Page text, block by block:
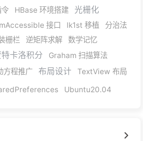
HBase 环境搭建 光栅化
接口 lk1st 移植
分治法
栅栏 逆矩阵求解
数学记忆
特卡洛积分
Graham 扫描算法
方程推广 布局设计 TextView 布局
Ubuntu20.04